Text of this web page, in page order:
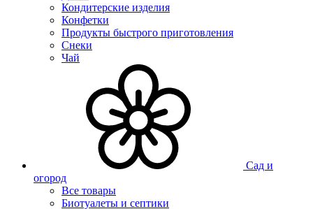
Кондитерские изделия
Конфетки
Продукты быстрого приготовления
Снеки
Чай
Сад и
огород
Все товары
Биотуалеты и септики